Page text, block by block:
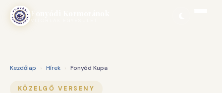
Ugrás
Kezdőlap Hírek Fonyód Kupa
KÖZELGŐ VERSENY